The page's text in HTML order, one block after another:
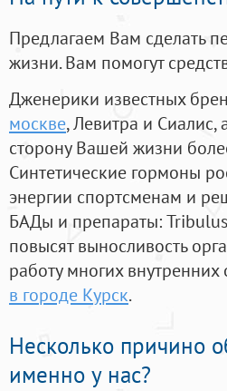
Предлагаем Вам сделать
жизни. Вам помогут
Дженерики известных
москве, Левитра и
сторону Вашей жизни
Синтетические гормоны
энергии спортсменам и
БАДы и препараты:
повысят выносливость
работу многих
в городе Курск.
Несколько причино
именно у нас?